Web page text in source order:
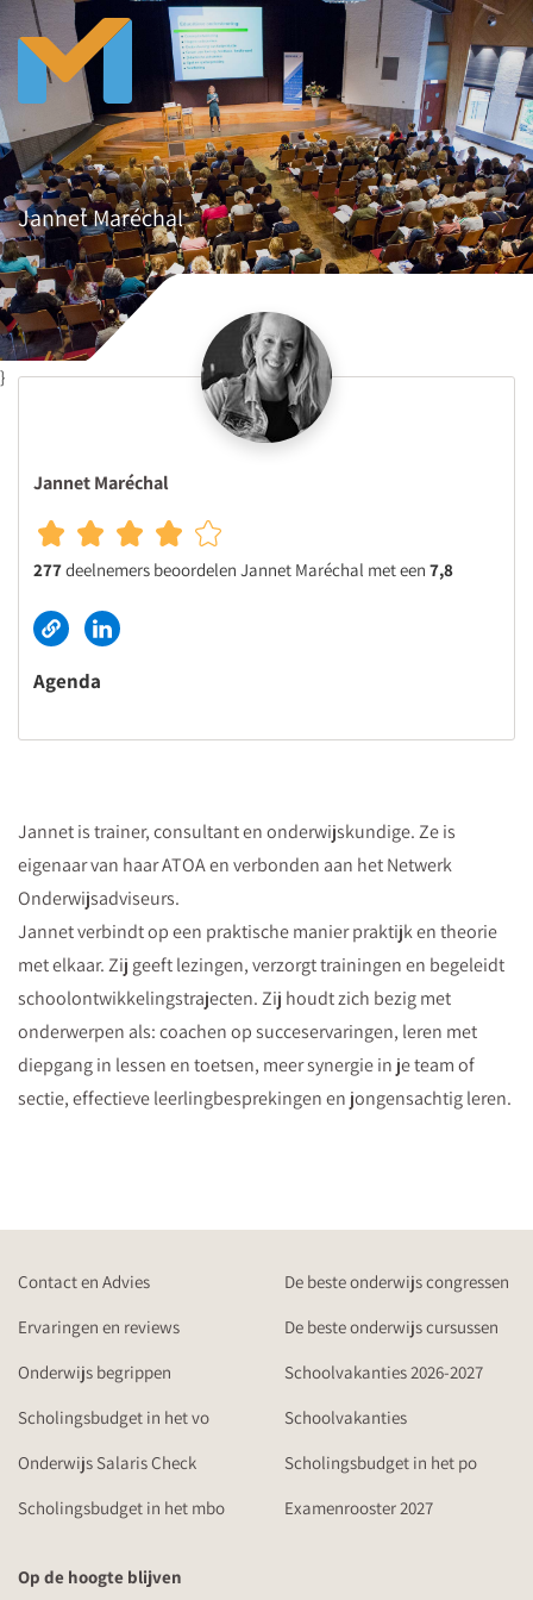
Jannet Maréchal
}
Jannet Maréchal
277deelnemers beoordelen Jannet Maréchal met een 7,8
Agenda
Jannet is trainer, consultant en onderwijskundige. Ze is
eigenaar van haar ATOA en verbonden aan het Netwerk
Onderwijsadviseurs.
Jannet verbindt op een praktische manier praktijk en theorie
met elkaar. Zij geeft lezingen, verzorgt trainingen en begeleidt
schoolontwikkelingstrajecten. Zij houdt zich bezig met
onderwerpen als: coachen op succeservaringen, leren met
diepgang in lessen en toetsen, meer synergie in je team of
sectie, effectieve leerlingbesprekingen en jongensachtig leren.
Contact en Advies
De beste onderwijs congressen
Ervaringen en reviews
De beste onderwijs cursussen
Onderwijs begrippen
Schoolvakanties 2026-2027
Scholingsbudget in het vo
Schoolvakanties
Onderwijs Salaris Check
Scholingsbudget in het po
Scholingsbudget in het mbo
Examenrooster 2027
Op de hoogte blijven